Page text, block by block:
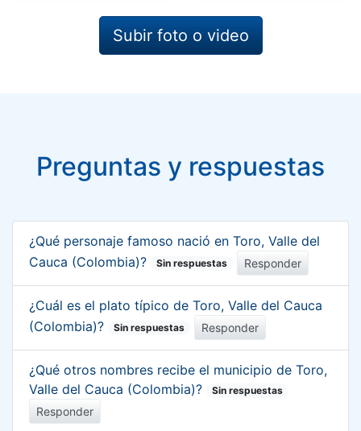
Subir foto o video
Preguntas y respuestas
¿Qué personaje famoso nació en Toro, Valle del
Cauca (Colombia)?
Sin respuestas Responder
¿Cuál es el plato típico de Toro, Valle del Cauca
(Colombia)?
Sin respuestas Responder
¿Qué otros nombres recibe el municipio de Toro,
Valle del Cauca (Colombia)?
Sin respuestas
Responder